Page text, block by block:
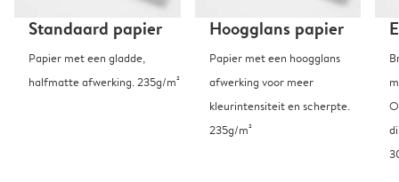
Standaard papier
Papier met een gladde,
halfmatte afwerking. 235g/m²
Hoogglans papier
Papier met een hoogglans
afwerking voor meer
kleurintensiteit en scherpte.
235g/m²